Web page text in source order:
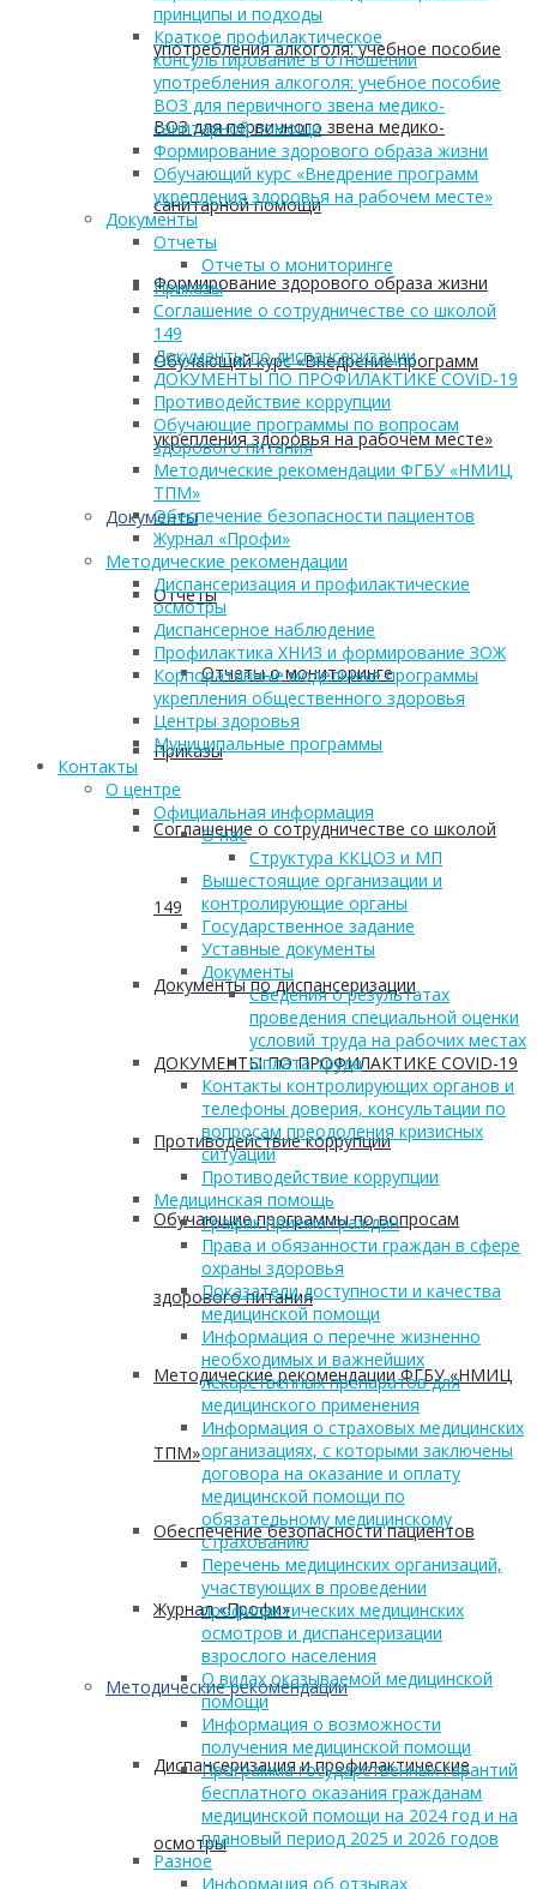
употребления алкоголя: учебное пособие
ВОЗ для первичного звена медико-
санитарной помощи
Формирование здорового образа жизни
Обучающий курс «Внедрение программ
укрепления здоровья на рабочем месте»
Документы
Отчеты
Отчеты о мониторинге
Приказы
Соглашение о сотрудничестве со школой
149
Документы по диспансеризации
ДОКУМЕНТЫ ПО ПРОФИЛАКТИКЕ COVID-19
Противодействие коррупции
Обучающие программы по вопросам
здорового питания
Методические рекомендации ФГБУ «НМИЦ
ТПМ»
Обеспечение безопасности пациентов
Журнал «Профи»
Методические рекомендации
Диспансеризация и профилактические
осмотры
принципы и подходы
Краткое профилактическое
консультирование в отношении
употребления алкоголя: учебное пособие
ВОЗ для первичного звена медико-
санитарной помощи
Формирование здорового образа жизни
Обучающий курс «Внедрение программ
укрепления здоровья на рабочем месте»
Документы
Отчеты
Отчеты о мониторинге
Приказы
Соглашение о сотрудничестве со школой
149
Документы по диспансеризации
ДОКУМЕНТЫ ПО ПРОФИЛАКТИКЕ COVID-19
Противодействие коррупции
Обучающие программы по вопросам
здорового питания
Методические рекомендации ФГБУ «НМИЦ
ТПМ»
Обеспечение безопасности пациентов
Журнал «Профи»
Методические рекомендации
Диспансеризация и профилактические
осмотры
Диспансерное наблюдение
Профилактика ХНИЗ и формирование ЗОЖ
Корпоративные модельные программы
укрепления общественного здоровья
Центры здоровья
Муниципальные программы
Контакты
О центре
Официальная информация
О нас
Структура ККЦОЗ и МП
Вышестоящие организации и
контролирующие органы
Государственное задание
Уставные документы
Документы
Сведения о результатах
проведения специальной оценки
условий труда на рабочих местах
Оплата труда
Контакты контролирующих органов и
телефоны доверия, консультации по
вопросам преодоления кризисных
ситуаций
Противодействие коррупции
Медицинская помощь
График приема граждан
Права и обязанности граждан в сфере
охраны здоровья
Показатели доступности и качества
медицинской помощи
Информация о перечне жизненно
необходимых и важнейших
лекарственных препаратов для
медицинского применения
Информация о страховых медицинских
организациях, с которыми заключены
договора на оказание и оплату
медицинской помощи по
обязательному медицинскому
страхованию
Перечень медицинских организаций,
участвующих в проведении
профилактических медицинских
осмотров и диспансеризации
взрослого населения
О видах оказываемой медицинской
помощи
Информация о возможности
получения медицинской помощи
Программа государственных гарантий
бесплатного оказания гражданам
медицинской помощи на 2024 год и на
плановый период 2025 и 2026 годов
Разное
Информация об отзывах